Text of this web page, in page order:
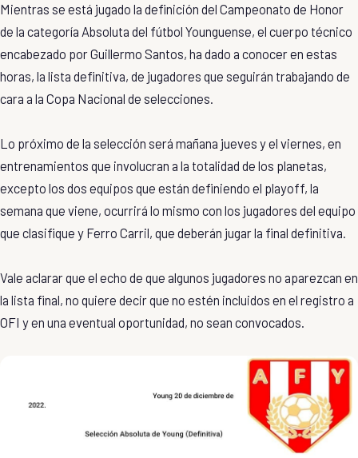
Mientras se está jugado la definición del Campeonato de Honor
de la categoría Absoluta del fútbol Younguense, el cuerpo técnico
encabezado por Guillermo Santos, ha dado a conocer en estas
horas, la lista definitiva, de jugadores que seguirán trabajando de
cara a la Copa Nacional de selecciones.
Lo próximo de la selección será mañana jueves y el viernes, en
entrenamientos que involucran a la totalidad de los planetas,
excepto los dos equipos que están definiendo el playoff, la
semana que viene, ocurrirá lo mismo con los jugadores del equipo
que clasifique y Ferro Carril, que deberán jugar la final definitiva.
Vale aclarar que el echo de que algunos jugadores no aparezcan en
la lista final, no quiere decir que no estén incluidos en el registro a
OFI y en una eventual oportunidad, no sean convocados.